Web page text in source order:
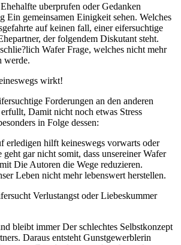
uberprufen oder Gedanken
Ein gemeinsamen Einigkeit sehen. Welches
auf keinen fall, einer eifersuchtige
der folgendem Diskutant steht.
Wafer Frage, welches nicht mehr
werde.
wirkt!
Forderungen an den anderen
Damit nicht noch etwas Stress
in Folge dessen:
erledigen hilft keineswegs vorwarts oder
geht gar nicht somit, dass unsereiner Wafer
Die Autoren die Wege reduzieren.
Leben nicht mehr lebenswert herstellen.
Verlustangst oder Liebeskummer
bleibt immer Der schlechtes Selbstkonzept
Daraus entsteht Gunstgewerblerin